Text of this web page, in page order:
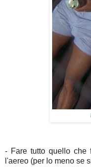
- Fare tutto quello che
l'aereo (per lo meno se